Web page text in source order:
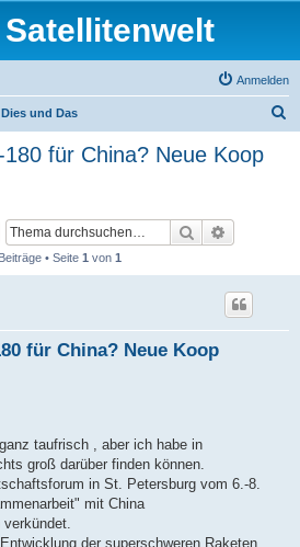
Anmelden
Dies und Das
für China? Neue Koop
Suche
• Seite 1 von 1
für China? Neue Koop
taufrisch , aber ich habe in
groß darüber finden können.
in St. Petersburg vom 6.-8.
mit China
der superschweren Raketen